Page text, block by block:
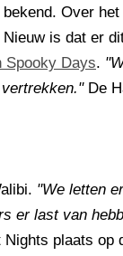
Over
is dat er
Spooky Days.
De
"We letten
er last van
plaats op